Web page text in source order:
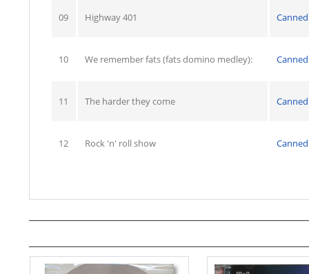
09 Highway 401
10 We remember fats (fats domino medley):
11 The harder they come
12 Rock 'n' roll show